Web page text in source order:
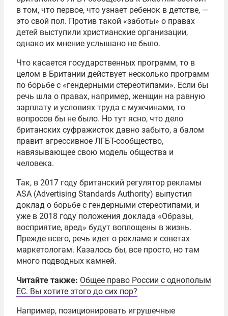
в том, что первое, что узнает ребенок в детстве, —
это свой пол. Против такой «заботы» о правах
детей выступили христианские организации,
однако их мнение услышано не было.
Что касается государственных программ, то в
целом в Британии действует несколько программ
по борьбе с «гендерными стереотипами». Если бы
речь шла о правах, например, женщин на равную
зарплату и условиях труда с мужчинами, то
вопросов бы не было. Но тут ясно, что дело
британских суфражисток давно забыто, а балом
правит агрессивное ЛГБТ-сообщество,
навязывающее свою модель общества и
человека.
Так, в 2017 году британский регулятор рекламы
ASA (Advertising Standards Authority) выпустил
доклад о борьбе с гендерными стереотипами, и
уже в 2018 году положения доклада «Образы,
восприятие, вред» будут воплощены в жизнь.
Прежде всего, речь идет о рекламе и советах
маркетологам. Казалось бы, все просто, но там
много подводных камней.
Читайте также: Общее право России с однополым
ЕС. Вы хотите этого до сих пор?
Например, позиционировать игрушечные